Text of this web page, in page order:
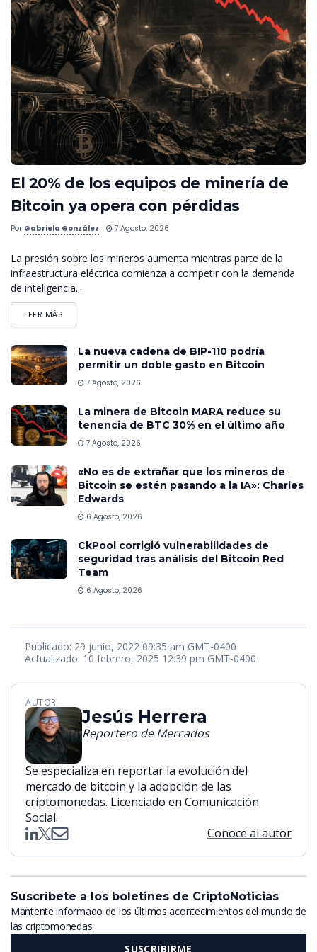
El 20% de los equipos de minería de
Bitcoin ya opera con pérdidas
Por Gabriela González 7 Agosto, 2026
La presión sobre los mineros aumenta mientras parte de la
infraestructura eléctrica comienza a competir con la demanda
de inteligencia...
LEER MÁS
La nueva cadena de BIP-110 podría
permitir un doble gasto en Bitcoin
7 Agosto, 2026
La minera de Bitcoin MARA reduce su
tenencia de BTC 30% en el último año
7 Agosto, 2026
«No es de extrañar que los mineros de
Bitcoin se estén pasando a la IA»: Charles
Edwards
6 Agosto, 2026
CkPool corrigió vulnerabilidades de
seguridad tras análisis del Bitcoin Red
Team
6 Agosto, 2026
Publicado: 29 junio, 2022 09:35 am GMT-0400
Actualizado: 10 febrero, 2025 12:39 pm GMT-0400
AUTOR
Jesús Herrera
Reportero de Mercados
Se especializa en reportar la evolución del
mercado de bitcoin y la adopción de las
criptomonedas. Licenciado en Comunicación
Social.
Conoce al autor
Suscríbete a los boletines de CriptoNoticias
Mantente informado de los últimos acontecimientos del mundo de
las criptomonedas.
SUSCRIBIRME